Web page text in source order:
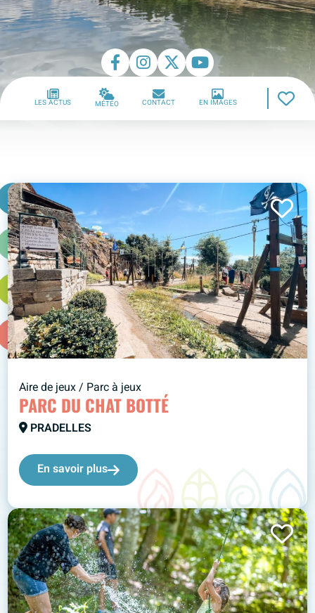
LES ACTUS MÉTÉO CONTACT EN IMAGES
Aire de jeux / Parc à jeux
PARC DU CHAT BOTTÉ
PRADELLES
En savoir plus